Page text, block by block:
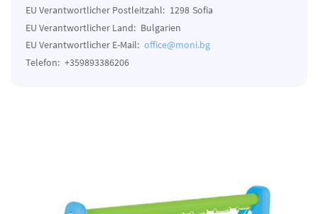
EU Verantwortlicher Postleitzahl: 1298 Sofia
EU Verantwortlicher Land: Bulgarien
EU Verantwortlicher E-Mail: office@moni.bg
Telefon: +359893386206